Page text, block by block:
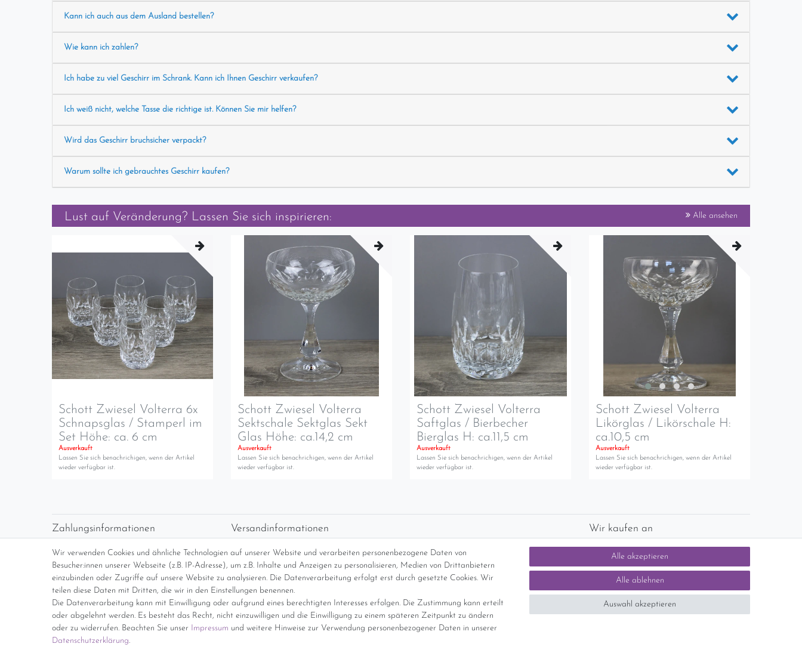
Kann ich auch aus dem Ausland bestellen?
Wie kann ich zahlen?
Ich habe zu viel Geschirr im Schrank. Kann ich Ihnen Geschirr verkaufen?
Ich weiß nicht, welche Tasse die richtige ist. Können Sie mir helfen?
Wird das Geschirr bruchsicher verpackt?
Warum sollte ich gebrauchtes Geschirr kaufen?
Lust auf Veränderung? Lassen Sie sich inspirieren: Alle ansehen
Schott Zwiesel Volterra 6x
Schnapsglas / Stamperl im
Set Höhe: ca. 6 cm
Ausverkauft
Lassen Sie sich benachrichigen, wenn der Artikel
wieder verfügbar ist.
Schott Zwiesel Volterra
Sektschale Sektglas Sekt
Glas Höhe: ca.14,2 cm
Ausverkauft
Lassen Sie sich benachrichigen, wenn der Artikel
wieder verfügbar ist.
Schott Zwiesel Volterra
Saftglas / Bierbecher
Bierglas H: ca.11,5 cm
Ausverkauft
Lassen Sie sich benachrichigen, wenn der Artikel
wieder verfügbar ist.
Schott Zwiesel Volterra
Likörglas / Likörschale H:
ca.10,5 cm
Ausverkauft
Lassen Sie sich benachrichigen, wenn der Artikel
wieder verfügbar ist.
Wir verwenden Cookies und ähnliche Technologien auf unserer Website und verarbeiten personenbezogene Daten von
Besucher:innen unserer Webseite (z.B. IP-Adresse), um z.B. Inhalte und Anzeigen zu personalisieren, Medien von Drittanbietern
einzubinden oder Zugriffe auf unsere Website zu analysieren. Die Datenverarbeitung erfolgt erst durch gesetzte Cookies. Wir
teilen diese Daten mit Dritten, die wir in den Einstellungen benennen.
Die Datenverarbeitung kann mit Einwilligung oder aufgrund eines berechtigten Interesses erfolgen. Die Zustimmung kann erteilt
oder abgelehnt werden. Es besteht das Recht, nicht einzuwilligen und die Einwilligung zu einem späteren Zeitpunkt zu ändern
oder zu widerrufen. Beachten Sie unser Impressum und weitere Hinweise zur Verwendung personenbezogener Daten in unserer
Daten­schutz­erklärung.
Alle akzeptieren
Alle ablehnen
Auswahl akzeptieren
Zahlungsinformationen
Paypal
Abholung
Versandinformationen
Versand per GLS (6,90 Euro) oder DHL (8,49 Euro ) inkl. MwSt. (innerhalb Deutschlands)
kostenfreie Lieferung ab 150 Euro Warenwert (innerhalb Deutschlands)
Übersicht Internationale Versandkosten
Wir kaufen an
Sie haben zuviel Porzellan im Schrank? Gerne
kaufen wir dieses an. Einfach unverbindliches
Angebot anfordern.
*Endpreis inkl. MwSt. (Dieser Artikel unterliegt gem. § 25a UStG der Differenzbesteuerung, ein Ausweis der Mehrwertsteuer auf der Rechnung erfolgt nicht.)